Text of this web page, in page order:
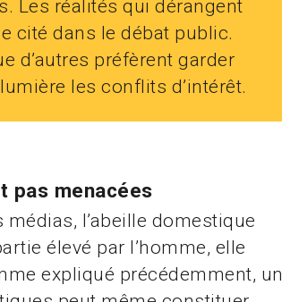
Les réalités qui dérangent
cité dans le débat public.
d’autres préfèrent garder
les conflits d’intérêt.
pas menacées
l’abeille domestique
élevé par l’homme, elle
expliqué précédemment, un